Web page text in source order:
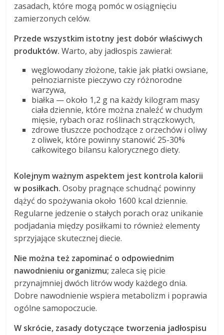
zasadach, które mogą pomóc w osiągnięciu
zamierzonych celów.
Przede wszystkim istotny jest dobór właściwych
produktów. Warto, aby jadłospis zawierał:
węglowodany złożone, takie jak płatki owsiane,
pełnoziarniste pieczywo czy różnorodne
warzywa,
białka — około 1,2 g na każdy kilogram masy
ciała dziennie, które można znaleźć w chudym
mięsie, rybach oraz roślinach strączkowych,
zdrowe tłuszcze pochodzące z orzechów i oliwy
z oliwek, które powinny stanowić 25-30%
całkowitego bilansu kalorycznego diety.
Kolejnym ważnym aspektem jest kontrola kalorii
w posiłkach. Osoby pragnące schudnąć powinny
dążyć do spożywania około 1600 kcal dziennie.
Regularne jedzenie o stałych porach oraz unikanie
podjadania między posiłkami to również elementy
sprzyjające skutecznej diecie.
Nie można też zapominać o odpowiednim
nawodnieniu organizmu; zaleca się picie
przynajmniej dwóch litrów wody każdego dnia.
Dobre nawodnienie wspiera metabolizm i poprawia
ogólne samopoczucie.
W skrócie, zasady dotyczące tworzenia jadłospisu